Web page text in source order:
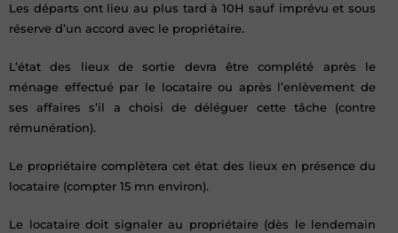
Les départs ont lieu au plus tard à 10H sauf imprévu et sous
réserve d’un accord avec le propriétaire.
L’état des lieux de sortie devra être complété après le
ménage effectué par le locataire ou après l’enlèvement de
ses affaires s’il a choisi de déléguer cette tâche (contre
rémunération).
Le propriétaire complètera cet état des lieux en présence du
locataire (compter 15 mn environ).
Le locataire doit signaler au propriétaire (dès le lendemain